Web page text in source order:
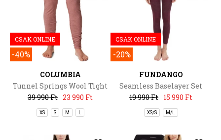
CSAK ONLINE
-40%
COLUMBIA
Tunnel Springs Wool Tight
39 990 Ft 23 990 Ft
XS S M
CSAK ONLINE
-20%
FUNDANGO
Seamless Baselayer Set
19 990 Ft 15 990 Ft
XS/S M/L